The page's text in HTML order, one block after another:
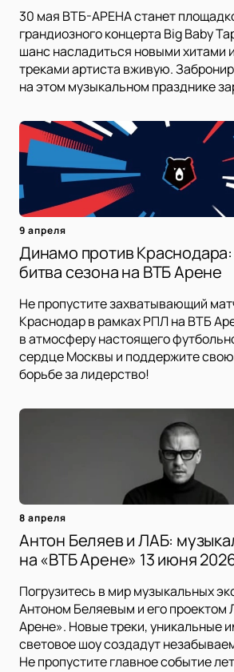
30 мая ВТБ-АРЕНА станет
грандиозного концерта Big Baby
шанс насладиться новыми хитами
треками артиста вживую.
на этом музыкальном празднике
9 апреля
Динамо против
битва сезона на ВТБ Арене
Не пропустите захватывающий
Краснодар в рамках РПЛ на ВТБ
в атмосферу настоящего
сердце Москвы и поддержите
борьбе за лидерство!
8 апреля
Антон Беляев и ЛАБ:
на «ВТБ Арене» 13 июня
Погрузитесь в мир музыкальных
Антоном Беляевым и его проектом
Арене». Новые треки, уникальные
световое шоу создадут
Не пропустите главное событие